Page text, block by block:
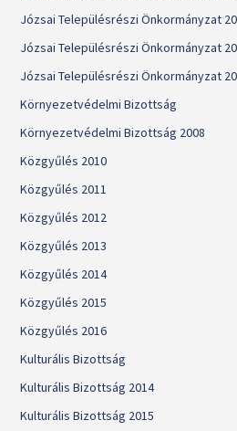
Józsai Településrészi Önkormányzat
Józsai Településrészi Önkormányzat
Józsai Településrészi Önkormányzat
Környezetvédelmi Bizottság
Környezetvédelmi Bizottság 2008
Közgyűlés 2010
Közgyűlés 2011
Közgyűlés 2012
Közgyűlés 2013
Közgyűlés 2014
Közgyűlés 2015
Közgyűlés 2016
Kulturális Bizottság
Kulturális Bizottság 2014
Kulturális Bizottság 2015